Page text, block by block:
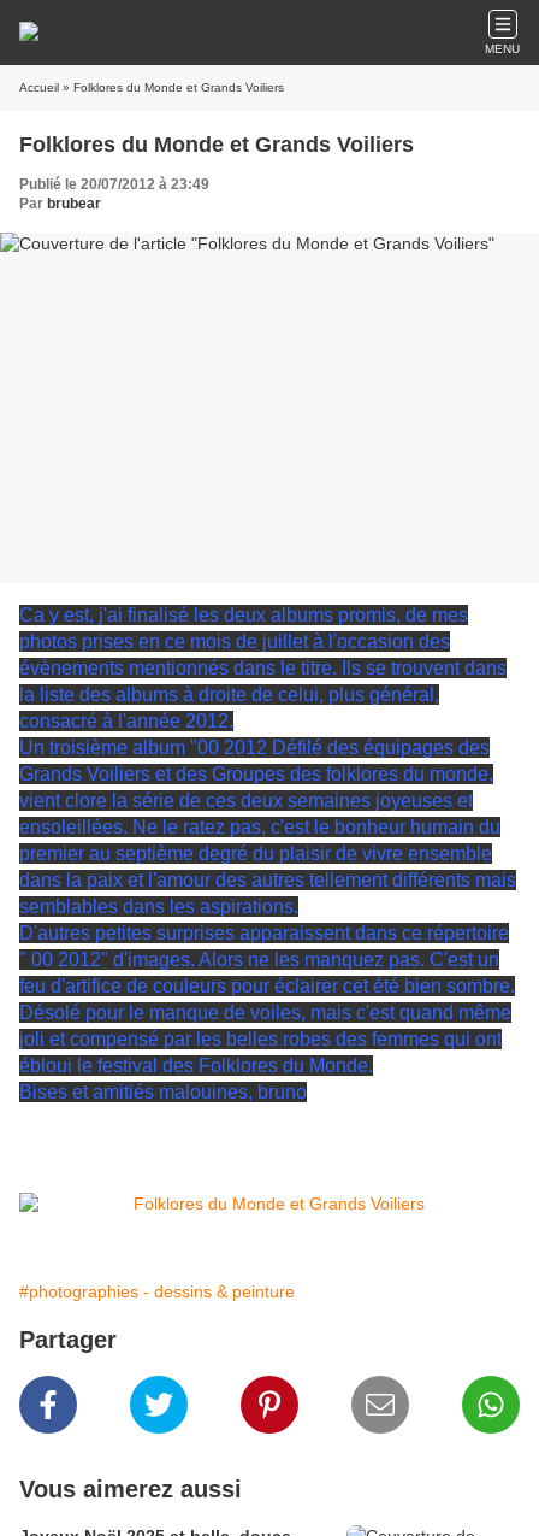
MENU
Accueil » Folklores du Monde et Grands Voiliers
Folklores du Monde et Grands Voiliers
Publié le 20/07/2012 à 23:49
Par brubear
Ca y est, j'ai finalisé les deux albums promis, de mes
photos prises en ce mois de juillet à l'occasion des
évènements mentionnés dans le titre. Ils se trouvent dans
la liste des albums à droite de celui, plus général,
consacré à l'année 2012.
Un troisième album "00 2012 Défilé des équipages des
Grands Voiliers et des Groupes des folklores du monde,
vient clore la série de ces deux semaines joyeuses et
ensoleillées. Ne le ratez pas, c'est le bonheur humain du
premier au septième degré du plaisir de vivre ensemble
dans la paix et l'amour des autres tellement différents mais
semblables dans les aspirations.
D'autres petites surprises apparaissent dans ce répertoire
" 00 2012" d'images. Alors ne les manquez pas. C'est un
feu d'artifice de couleurs pour éclairer cet été bien sombre.
Désolé pour le manque de voiles, mais c'est quand même
joli et compensé par les belles robes des femmes qui ont
ébloui le festival des Folklores du Monde.
Bises et amitiés malouines, bruno
#photographies - dessins & peinture
Partager
Vous aimerez aussi